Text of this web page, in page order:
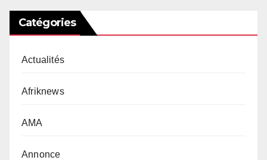
Catégories
Actualités
Afriknews
AMA
Annonce